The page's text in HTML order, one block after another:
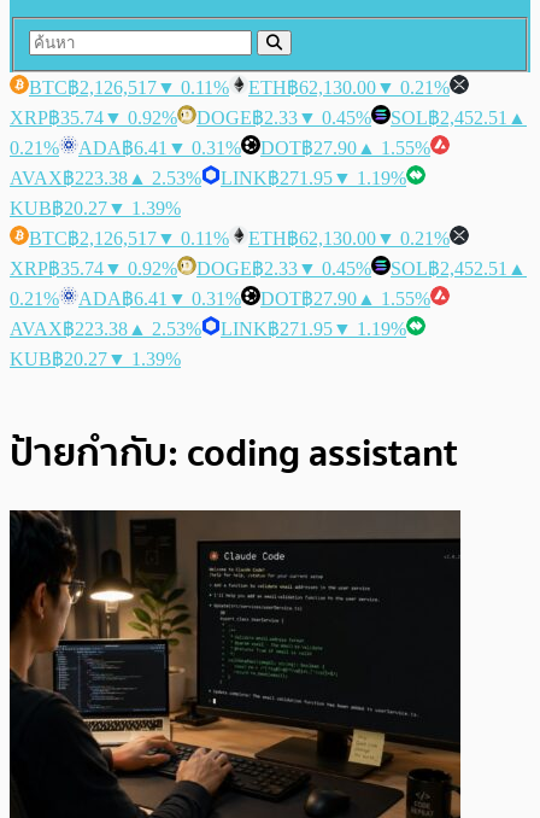
BTC฿2,126,517▼ 0.11% ETH฿62,130.00▼ 0.21%
XRP฿35.74▼ 0.92% DOGE฿2.33▼ 0.45% SOL฿2,452.51 ▲
0.21%
ADA฿6.41 ▼ 0.31% DOT฿27.90 ▲ 1.55%
AVAX฿223.38 ▲ 2.53% LINK฿271.95▼ 1.19%
KUB฿20.27▼ 1.39%
BTC฿2,126,517▼ 0.11% ETH฿62,130.00▼ 0.21%
XRP฿35.74▼ 0.92% DOGE฿2.33▼ 0.45% SOL฿2,452.51 ▲
0.21%
ADA฿6.41 ▼ 0.31% DOT฿27.90 ▲ 1.55%
AVAX฿223.38 ▲ 2.53% LINK฿271.95▼ 1.19%
KUB฿20.27▼ 1.39%
ป้ายกำกับ: coding assistant